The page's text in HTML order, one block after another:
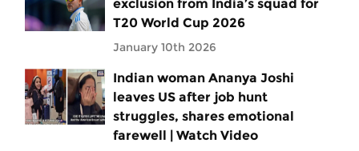
exclusion from India’s squad for
T20 World Cup 2026
January 10th 2026
Indian woman Ananya Joshi
leaves US after job hunt
struggles, shares emotional
farewell | Watch Video